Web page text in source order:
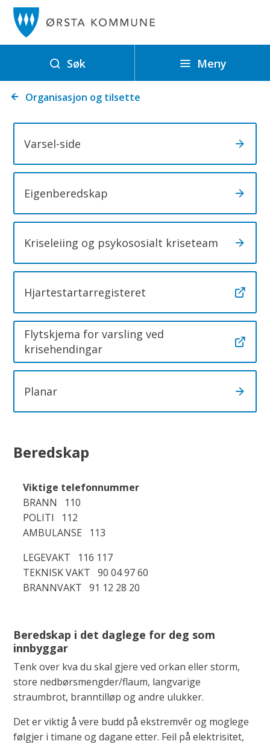
Ø
r
s
a
u
Søk Meny
Du
her:
Organisasjon og tilsette
Varsel-side
Eigenberedskap
Kriseleiing og psykososialt kriseteam
Hjartestartarregisteret
Flytskjema for varsling ved
krisehendingar
Planar
Beredskap
Viktige telefonnummer
BRANN 110
POLITI 112
AMBULANSE 113
LEGEVAKT 116 117
TEKNISK VAKT 90 04 97 60
BRANNVAKT 91 12 28 20
Beredskap i det daglege for deg som
innbyggar
Tenk over kva du skal gjere ved orkan eller storm,
store nedbørsmengder/flaum, langvarige
straumbrot, branntilløp og andre ulukker.
Det er viktig å vere budd på ekstremvêr og moglege
følgjer i timane og dagane etter. Feil på elektrisitet,